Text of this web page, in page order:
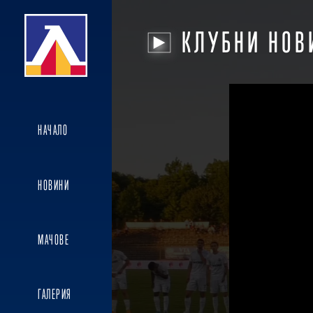
НАЧАЛО
НОВИНИ
МАЧОВЕ
ГАЛЕРИЯ
КЛУБНИ